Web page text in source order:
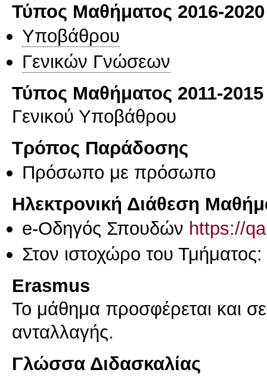
Τύπος Μαθήματος 2016-2020
Υποβάθρου
Γενικών Γνώσεων
Τύπος Μαθήματος 2011-2015
Γενικού Υποβάθρου
Τρόπος Παράδοσης
Πρόσωπο με πρόσωπο
Ηλεκτρονική Διάθεση
e-Οδηγός Σπουδών https://
Στον ιστοχώρο του Τμήματος:
Erasmus
Το μάθημα προσφέρεται και
ανταλλαγής.
Γλώσσα Διδασκαλίας